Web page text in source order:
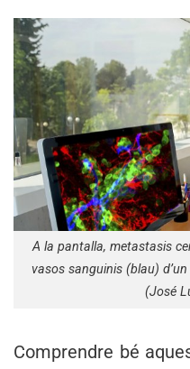
A la pantalla, metastasis
vasos sanguinis (blau)
(José
Comprendre bé